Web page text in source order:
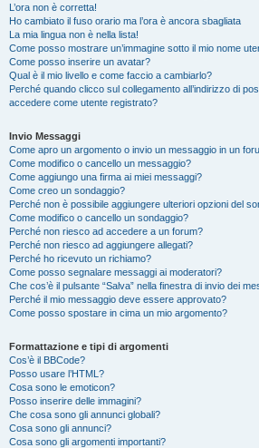
L’ora non è corretta!
Ho cambiato il fuso orario ma l’ora è ancora sbagliata
La mia lingua non è nella lista!
Come posso mostrare un’immagine sotto il mio nome
Come posso inserire un avatar?
Qual è il mio livello e come faccio a cambiarlo?
Perché quando clicco sul collegamento all’indirizzo di
accedere come utente registrato?
Invio Messaggi
Come apro un argomento o invio un messaggio in un
Come modifico o cancello un messaggio?
Come aggiungo una firma ai miei messaggi?
Come creo un sondaggio?
Perché non è possibile aggiungere ulteriori opzioni del
Come modifico o cancello un sondaggio?
Perché non riesco ad accedere a un forum?
Perché non riesco ad aggiungere allegati?
Perché ho ricevuto un richiamo?
Come posso segnalare messaggi ai moderatori?
Che cos’è il pulsante “Salva” nella finestra di invio dei
Perché il mio messaggio deve essere approvato?
Come posso spostare in cima un mio argomento?
Formattazione e tipi di argomenti
Cos’è il BBCode?
Posso usare l’HTML?
Cosa sono le emoticon?
Posso inserire delle immagini?
Che cosa sono gli annunci globali?
Cosa sono gli annunci?
Cosa sono gli argomenti importanti?